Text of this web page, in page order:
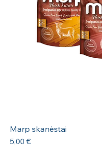
Marp skanėstai
Kaina
5,00 €